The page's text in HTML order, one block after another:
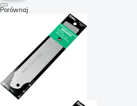
Porównaj